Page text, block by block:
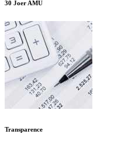
30 Joer AMU
Transparence